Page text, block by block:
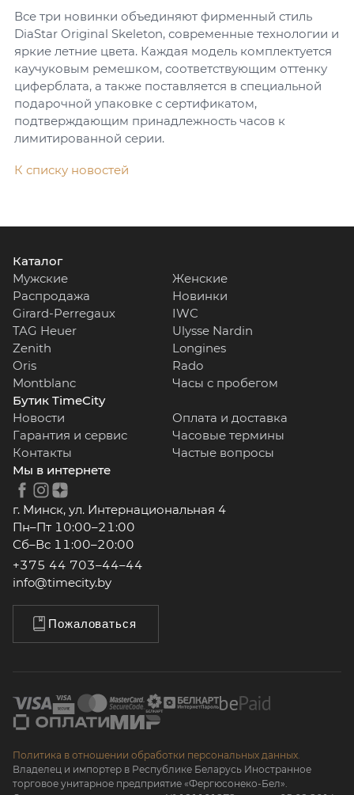
Все три новинки объединяют фирменный стиль
DiaStar Original Skeleton, современные технологии и
яркие летние цвета. Каждая модель комплектуется
каучуковым ремешком, соответствующим оттенку
циферблата, а также поставляется в специальной
подарочной упаковке с сертификатом,
подтверждающим принадлежность часов к
лимитированной серии.
К списку новостей
Каталог
Мужские
Женские
Распродажа
Новинки
Girard-Perregaux
IWC
TAG Heuer
Ulysse Nardin
Zenith
Longines
Oris
Rado
Montblanc
Часы с пробегом
Бутик TimeCity
Новости
Оплата и доставка
Гарантия и сервис
Часовые термины
Контакты
Частые вопросы
Мы в интернете
г. Минск, ул. Интернациональная 4
Пн–Пт 10:00–21:00
Сб–Вс 11:00–20:00
+375 44 703–44–44
info@timecity.by
Пожаловаться
Политика в отношении обработки персональных данных.
Владелец и импортер в Республике Беларусь Иностранное
торговое унитарное предприятие «Фергюсонеко-Бел».